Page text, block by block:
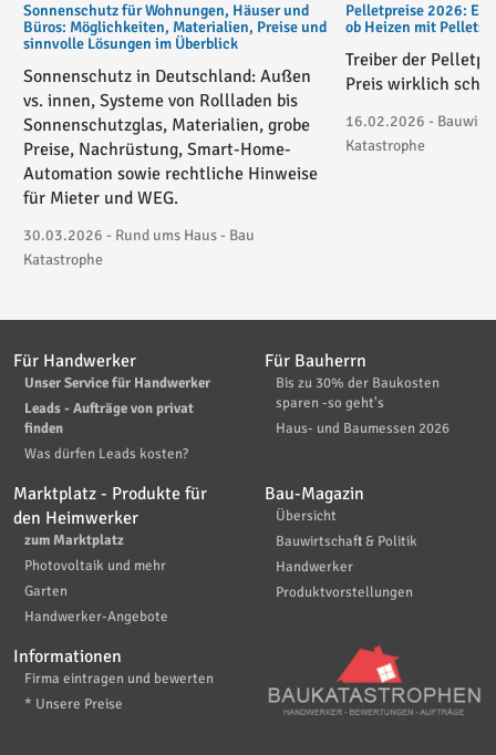
Sonnenschutz für Wohnungen, Häuser und
Büros: Möglichkeiten, Materialien, Preise und
sinnvolle Lösungen im Überblick
Sonnenschutz in Deutschland: Außen
vs. innen, Systeme von Rollladen bis
Sonnenschutzglas, Materialien, grobe
Preise, Nachrüstung, Smart-Home-
Automation sowie rechtliche Hinweise
für Mieter und WEG.
30.03.2026 - Rund ums Haus - Bau
Katastrophe
Pelletpreise 2026:
ob Heizen mit Pellets
Treiber der
Preis wirklich
16.02.2026 -
Katastrophe
Für Handwerker
Unser Service für Handwerker
Leads - Aufträge von privat
finden
Was dürfen Leads kosten?
Für Bauherrn
Bis zu 30% der Baukosten
sparen -so geht's
Haus- und Baumessen 2026
Marktplatz - Produkte für
den Heimwerker
zum Marktplatz
Photovoltaik und mehr
Garten
Handwerker-Angebote
Bau-Magazin
Übersicht
Bauwirtschaft & Politik
Handwerker
Produktvorstellungen
Informationen
Firma eintragen und bewerten
* Unsere Preise